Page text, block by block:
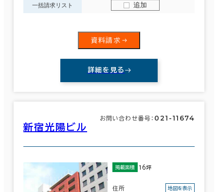
一括請求リスト 追加
資料請求
詳細を見る
新宿光陽ビル
お問い合わせ番号： 021-11674
掲載面積 16坪
住所
地図を表示